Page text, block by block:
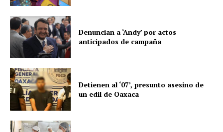
Denuncian a ‘Andy’ por actos
anticipados de campaña
Detienen al ‘07’, presunto asesino de
un edil de Oaxaca